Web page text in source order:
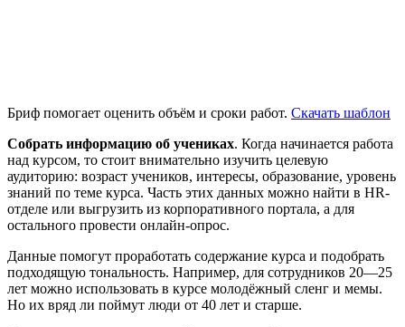
Бриф помогает оценить объём и сроки работ. Скачать шаблон
Собрать информацию об учениках. Когда начинается работа
над курсом, то стоит внимательно изучить целевую
аудиторию: возраст учеников, интересы, образование, уровень
знаний по теме курса. Часть этих данных можно найти в HR-
отделе или выгрузить из корпоративного портала, а для
остального провести онлайн-опрос.
Данные помогут проработать содержание курса и подобрать
подходящую тональность. Например, для сотрудников 20—25
лет можно использовать в курсе молодёжный сленг и мемы.
Но их вряд ли поймут люди от 40 лет и старше.